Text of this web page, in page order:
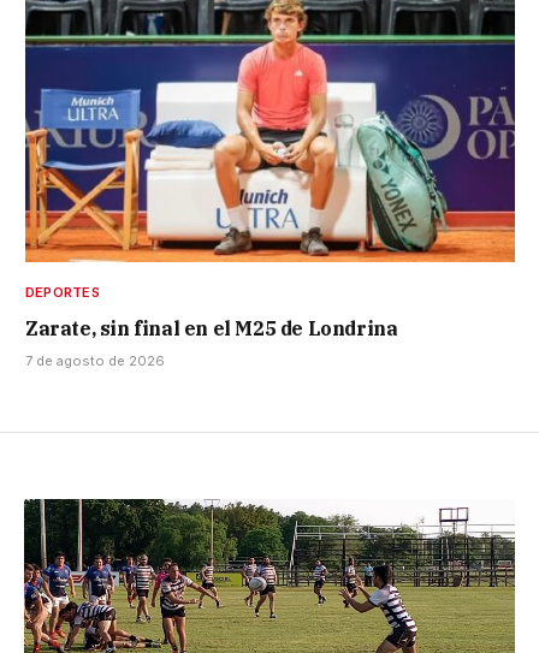
DEPORTES
Zarate, sin final en el M25 de Londrina
7 de agosto de 2026